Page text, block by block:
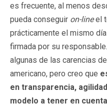
es frecuente, al menos
pueda conseguir on-lineel
prácticamente el mismo
firmada por su
algunas de las carencias
americano, pero creo que
en transparencia,
modelo a tener en